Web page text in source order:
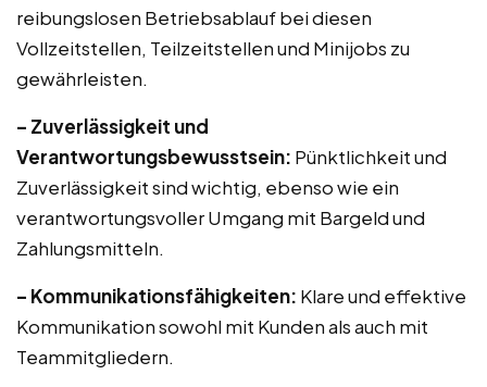
reibungslosen Betriebsablauf bei diesen
Vollzeitstellen, Teilzeitstellen und Minijobs zu
gewährleisten.
– Zuverlässigkeit und
Verantwortungsbewusstsein: Pünktlichkeit und
Zuverlässigkeit sind wichtig, ebenso wie ein
verantwortungsvoller Umgang mit Bargeld und
Zahlungsmitteln.
– Kommunikationsfähigkeiten: Klare und effektive
Kommunikation sowohl mit Kunden als auch mit
Teammitgliedern.